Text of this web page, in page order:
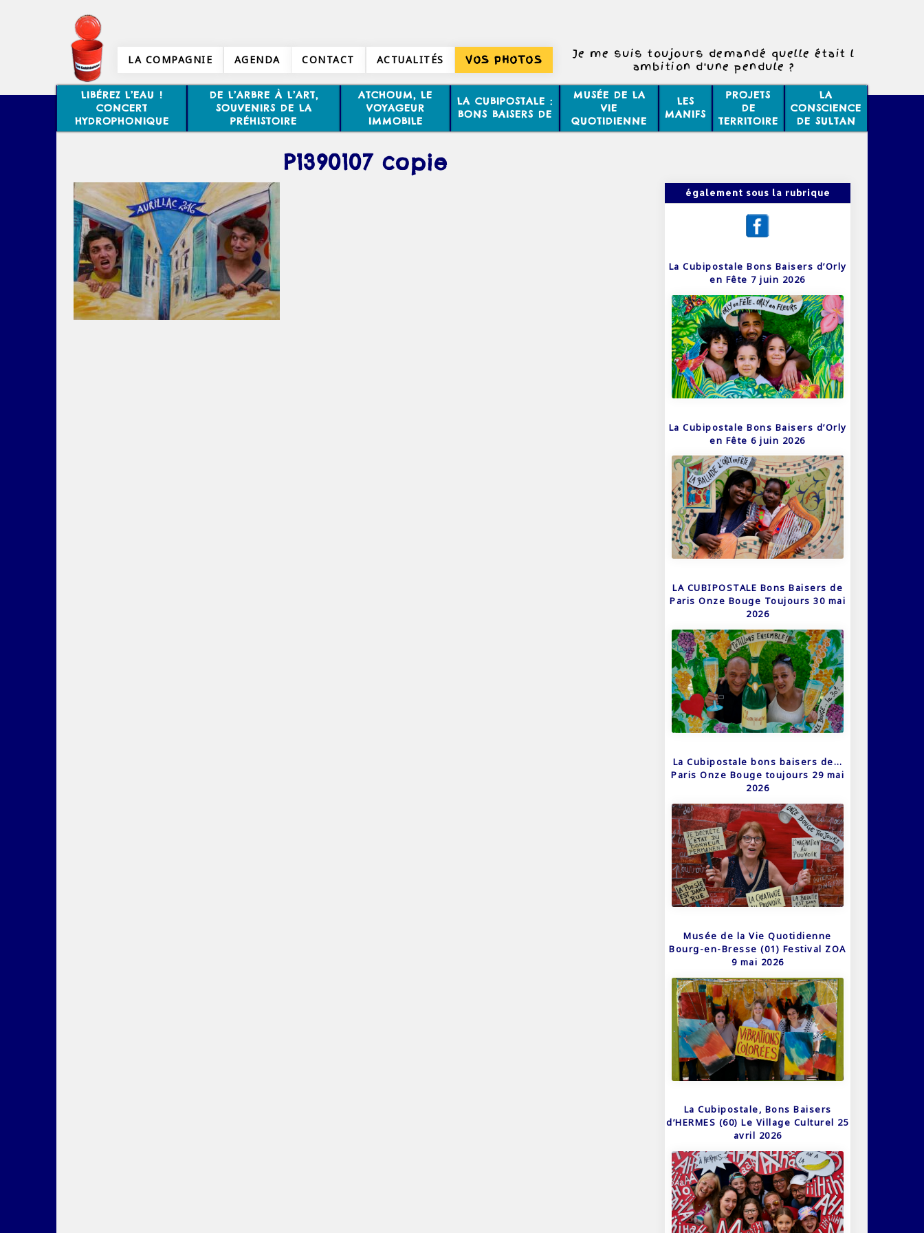
LA COMPAGNIE AGENDA CONTACT ACTUALITÉS VOS PHOTOS
Je me suis toujours demandé quelle était l
ambition d'une pendule ?
LIBÉREZ L’EAU !
CONCERT
HYDROPHONIQUE
DE L’ARBRE À L’ART,
SOUVENIRS DE LA
PRÉHISTOIRE
ATCHOUM, LE
VOYAGEUR
IMMOBILE
LA CUBIPOSTALE :
BONS BAISERS DE
MUSÉE DE LA
VIE
QUOTIDIENNE
LES
MANIFS
PROJETS
DE
TERRITOIRE
LA
CONSCIENCE
DE SULTAN
P1390107 copie
également sous la rubrique
La Cubipostale Bons Baisers d’Orly
en Fête 7 juin 2026
La Cubipostale Bons Baisers d’Orly
en Fête 6 juin 2026
LA CUBIPOSTALE Bons Baisers de
Paris Onze Bouge Toujours 30 mai
2026
La Cubipostale bons baisers de…
Paris Onze Bouge toujours 29 mai
2026
Musée de la Vie Quotidienne
Bourg-en-Bresse (01) Festival ZOA
9 mai 2026
La Cubipostale, Bons Baisers
d’HERMES (60) Le Village Culturel 25
avril 2026